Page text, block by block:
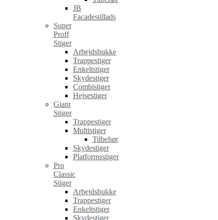
JB
Facadestillads
Super
Proff
Stiger
Arbejdsbukke
Trappestiger
Enkeltstiger
Skydestiger
Combistiger
Hejsestiger
Giant
Stiger
Trappestiger
Multistiger
Tilbehør
Skydestiger
Platformsstiger
Pro
Classic
Stiger
Arbejdsbukke
Trappestiger
Enkeltstiger
Skydestiger